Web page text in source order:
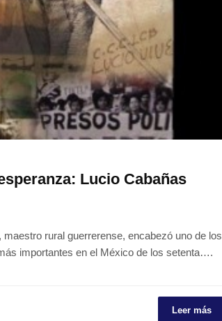
Lucio Cabañas
maestro rural guerrerense, encabezó uno de los
importantes en el México de los setenta….
Leer más